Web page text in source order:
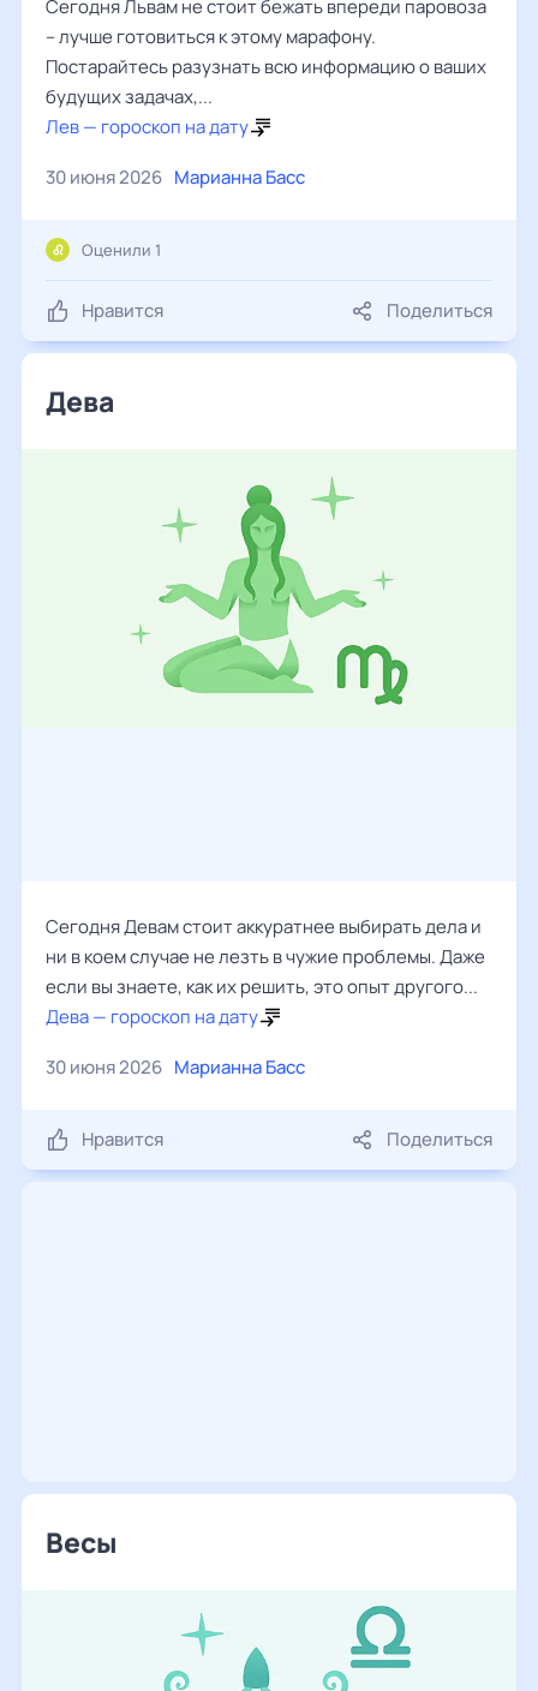
Сегодня Львам не стоит бежать впереди паровоза
– лучше готовиться к этому марафону.
Постарайтесь разузнать всю информацию о ваших
будущих задачах,...
Лев — гороскоп на дату
30 июня 2026 Марианна Басс
Нравится Поделиться
Оценили 1
Дева
Сегодня Девам стоит аккуратнее выбирать дела и
ни в коем случае не лезть в чужие проблемы. Даже
если вы знаете, как их решить, это опыт другого...
Дева — гороскоп на дату
30 июня 2026 Марианна Басс
Нравится Поделиться
Весы